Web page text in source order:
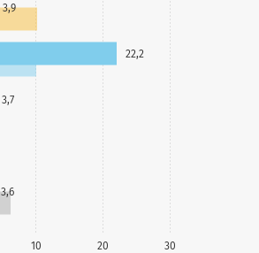
10 20 30
3,9
22,2
3,7
3,6